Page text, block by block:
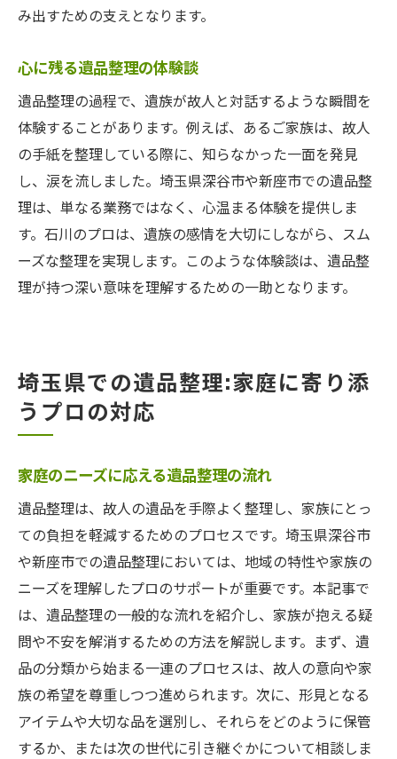
み出すための支えとなります。
心に残る遺品整理の体験談
遺品整理の過程で、遺族が故人と対話するような瞬間を
体験することがあります。例えば、あるご家族は、故人
の手紙を整理している際に、知らなかった一面を発見
し、涙を流しました。埼玉県深谷市や新座市での遺品整
理は、単なる業務ではなく、心温まる体験を提供しま
す。石川のプロは、遺族の感情を大切にしながら、スム
ーズな整理を実現します。このような体験談は、遺品整
理が持つ深い意味を理解するための一助となります。
埼玉県での遺品整理:家庭に寄り添
うプロの対応
家庭のニーズに応える遺品整理の流れ
遺品整理は、故人の遺品を手際よく整理し、家族にとっ
ての負担を軽減するためのプロセスです。埼玉県深谷市
や新座市での遺品整理においては、地域の特性や家族の
ニーズを理解したプロのサポートが重要です。本記事で
は、遺品整理の一般的な流れを紹介し、家族が抱える疑
問や不安を解消するための方法を解説します。まず、遺
品の分類から始まる一連のプロセスは、故人の意向や家
族の希望を尊重しつつ進められます。次に、形見となる
アイテムや大切な品を選別し、それらをどのように保管
するか、または次の世代に引き継ぐかについて相談しま